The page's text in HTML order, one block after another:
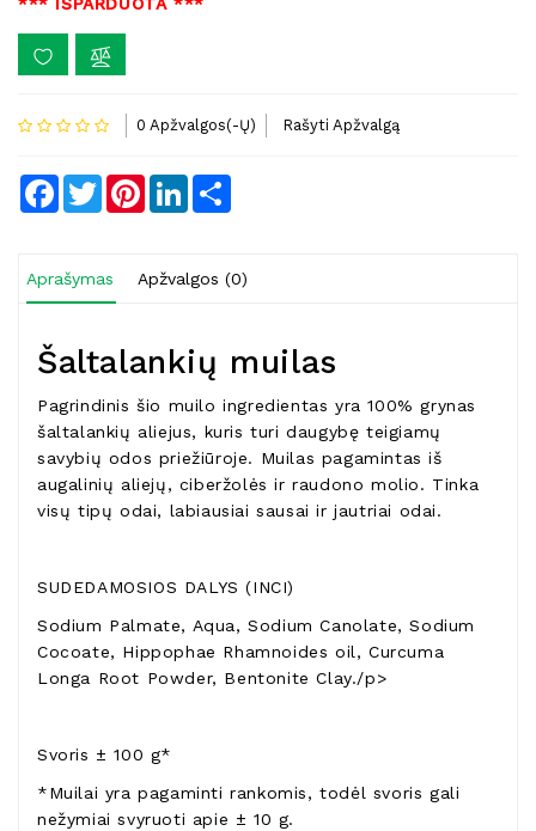
*** IŠPARDUOTA ***
0 Apžvalgos(-Ų) Rašyti Apžvalgą
Facebook
TwitterPinterestLinkedIn
Aprašymas Apžvalgos (0)
Šaltalankių muilas
Pagrindinis šio muilo ingredientas yra 100% grynas
šaltalankių aliejus, kuris turi daugybę teigiamų
savybių odos priežiūroje. Muilas pagamintas iš
augalinių aliejų, ciberžolės ir raudono molio. Tinka
visų tipų odai, labiausiai sausai ir jautriai odai.
SUDEDAMOSIOS DALYS (INCI)
Sodium Palmate, Aqua, Sodium Canolate, Sodium
Cocoate, Hippophae Rhamnoides oil, Curcuma
Longa Root Powder, Bentonite Clay./p>
Svoris ± 100 g*
*Muilai yra pagaminti rankomis, todėl svoris gali
nežymiai svyruoti apie ± 10 g.